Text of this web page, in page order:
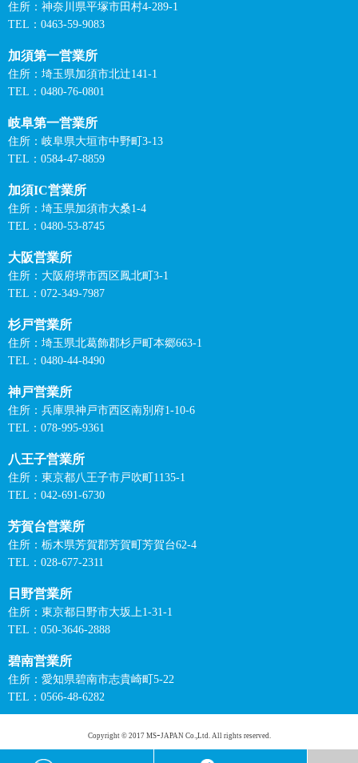
住所：神奈川県平塚市田村4-289-1
TEL：0463-59-9083
加須第一営業所
住所：埼玉県加須市北辻141-1
TEL：0480-76-0801
岐阜第一営業所
住所：岐阜県大垣市中野町3-13
TEL：0584-47-8859
加須IC営業所
住所：埼玉県加須市大桑1-4
TEL：0480-53-8745
大阪営業所
住所：大阪府堺市西区鳳北町3-1
TEL：072-349-7987
杉戸営業所
住所：埼玉県北葛飾郡杉戸町本郷663-1
TEL：0480-44-8490
神戸営業所
住所：兵庫県神戸市西区南別府1-10-6
TEL：078-995-9361
八王子営業所
住所：東京都八王子市戸吹町1135-1
TEL：042-691-6730
芳賀台営業所
住所：栃木県芳賀郡芳賀町芳賀台62-4
TEL：028-677-2311
日野営業所
住所：東京都日野市大坂上1-31-1
TEL：050-3646-2888
碧南営業所
住所：愛知県碧南市志貴崎町5-22
TEL：0566-48-6282
Copyright © 2017 MSｰJAPAN Co.,Ltd. All rights reserved.